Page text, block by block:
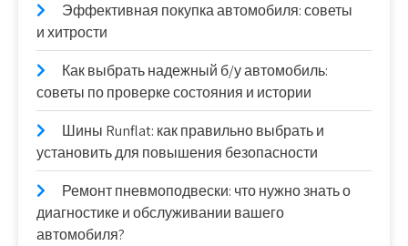
Эффективная покупка автомобиля: советы
и хитрости
Как выбрать надежный б/у автомобиль:
советы по проверке состояния и истории
Шины Runflat: как правильно выбрать и
установить для повышения безопасности
Ремонт пневмоподвески: что нужно знать о
диагностике и обслуживании вашего
автомобиля?